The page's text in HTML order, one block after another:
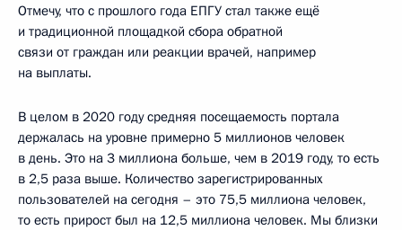
Отмечу, что с прошлого года ЕПГУ стал также ещё
и традиционной площадкой сбора обратной
связи от граждан или реакции врачей, например
на выплаты.
В целом в 2020 году средняя посещаемость портала
держалась на уровне примерно 5 миллионов человек
в день. Это на 3 миллиона больше, чем в 2019 году, то есть
в 2,5 раза выше. Количество зарегистрированных
пользователей на сегодня – это 75,5 миллиона человек,
то есть прирост был на 12,5 миллиона человек. Мы близки